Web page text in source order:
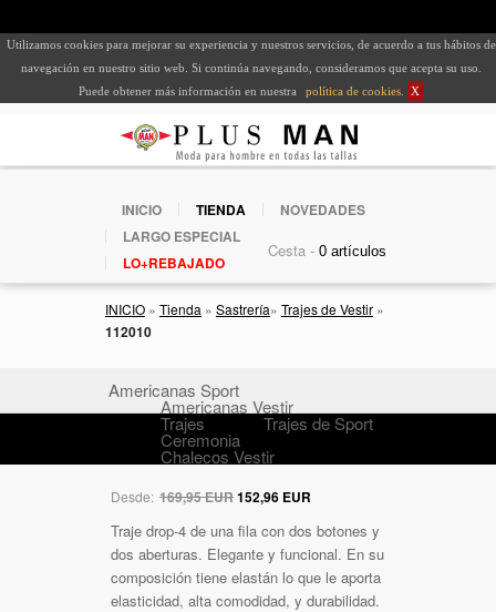
Utilizamos cookies para mejorar su experiencia y nuestros servicios, de acuerdo a tus hábitos de
navegación en nuestro sitio web. Si continúa navegando, consideramos que acepta su uso.
Puede obtener más información en nuestra
política de cookies X
INICIO TIENDA
NOVEDADES
LARGO ESPECIAL
LO+REBAJADO
Cesta -
INICIO » Tienda » Sastrería» Trajes de Vestir »
112010
Americanas Sport
Americanas Vestir
Trajes Trajes de Sport
Ceremonia
Chalecos Vestir
Desde: 169,95 EUR152,96 EUR
Traje drop-4 de una fila con dos botones y
dos aberturas. Elegante y funcional. En su
composición tiene elastán lo que le aporta
elasticidad, alta comodidad, y durabilidad.